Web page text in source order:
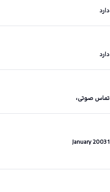
دارد
دارد
تماس صوتی،
1 January 2003